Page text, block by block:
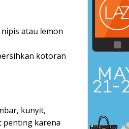
atau lemon
kotoran
kunyit,
penting karena